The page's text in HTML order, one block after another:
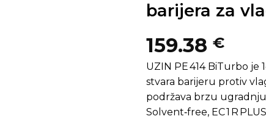
barijera za
159.38 €
UZIN PE 414 BiTurbo
stvara barijeru protiv
podržava brzu
Solvent‑free, EC 1 R